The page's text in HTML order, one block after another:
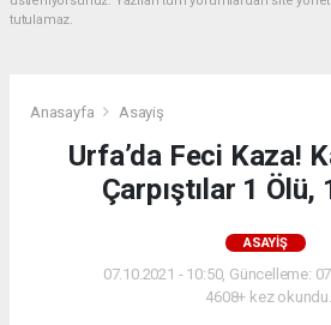
tutulamaz.
Anasayfa Asayiş
Urfa’da Feci Kaza!
Çarpıştılar 1 Ölü,
ASAYIŞ
07.10.2021 - 10:50, Güncelleme:
4608+ kez okundu.